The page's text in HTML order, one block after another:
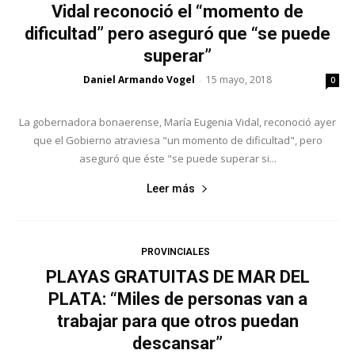
Vidal reconoció el “momento de
dificultad” pero aseguró que “se puede
superar”
Daniel Armando Vogel - 15 mayo, 2018 0
La gobernadora bonaerense, María Eugenia Vidal, reconoció ayer
que el Gobierno atraviesa "un momento de dificultad", pero
aseguró que éste "se puede superar si...
Leer más
PROVINCIALES
PLAYAS GRATUITAS DE MAR DEL
PLATA: “Miles de personas van a
trabajar para que otros puedan
descansar”